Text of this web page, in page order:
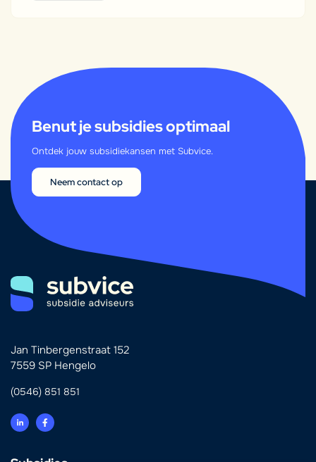
Jan Tinbergenstraat 152
7559 SP Hengelo
(0546) 851 851
Benut je subsidies optimaal
Ontdek jouw subsidiekansen met Subvice.
Neem contact op